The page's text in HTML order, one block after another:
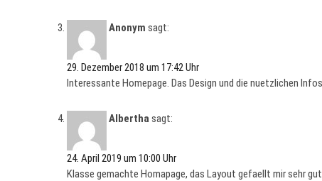
Anonym sagt:
29. Dezember 2018 um 17:42 Uhr
Іnteressante Homepage. Das Design und die nuetzlichen
Alberthasagt:
24. April 2019 um 10:00 Uhr
Klasse gemachte Homapage, das Layout gefaellt mir sehr